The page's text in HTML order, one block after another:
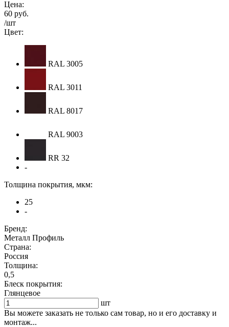
Цена:
60 руб.
/шт
Цвет:
RAL 3005
RAL 3011
RAL 8017
RAL 9003
RR 32
-
Толщина покрытия, мкм:
25
-
Бренд:
Металл Профиль
Страна:
Россия
Толщина:
0,5
Блеск покрытия:
Глянцевое
шт
Вы можете заказать не только сам товар, но и его доставку и
монтаж...